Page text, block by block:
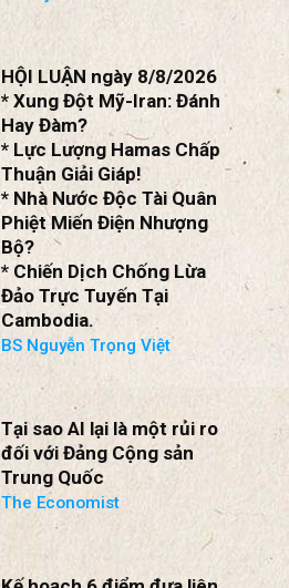
Tập tìm cách chôn vùi bê
bối chấn động vòng tròn
thân cận của mình
Katsuji Nakazawa
HỘI LUẬN ngày 8/8/2026
* Xung Đột Mỹ-Iran: Đánh
Hay Đàm?
* Lực Lượng Hamas Chấp
Thuận Giải Giáp!
* Nhà Nước Độc Tài Quân
Phiệt Miến Điện Nhượng
Bộ?
* Chiến Dịch Chống Lừa
Đảo Trực Tuyến Tại
Cambodia.
BS Nguyễn Trọng Việt
Tại sao AI lại là một rủi ro
đối với Đảng Cộng sản
Trung Quốc